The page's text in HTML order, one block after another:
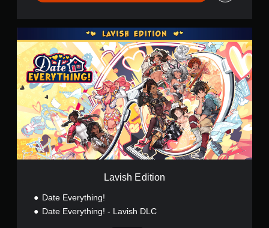
a
v
s
h
E
d
i
o
n
Lavish Edition
Date Everything!
Date Everything! - Lavish DLC